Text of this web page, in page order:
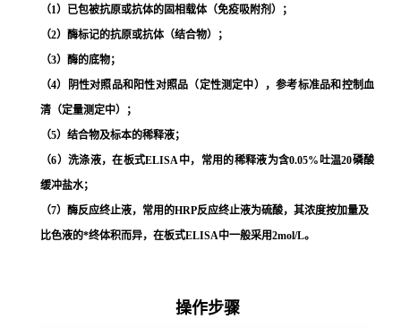
（1）已包被抗原或抗体的固相载体（免疫吸附剂）；
（2）酶标记的抗原或抗体（结合物）；
（3）酶的底物；
（4）阴性对照品和阳性对照品（定性测定中），参考标准品和控制血
清（定量测定中）；
（5）结合物及标本的稀释液；
（6）洗涤液，在板式ELISA中，常用的稀释液为含0.05%吐温20磷酸
缓冲盐水；
（7）酶反应终止液，常用的HRP反应终止液为硫酸，其浓度按加量及
比色液的*终体积而异，在板式ELISA中一般采用2mol/L。
操作步骤